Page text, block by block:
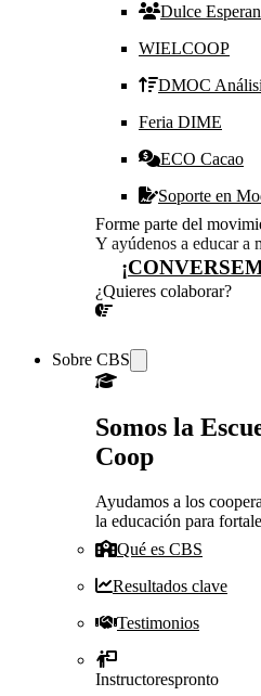
Dulce
WIELCOOP
DMOC
Feria DIME
ECO Cacao
Soporte en
Forme parte del
Y ayúdenos a educar a
¿Quieres colaborar?
Sobre CBS
Somos la
Coop
Ayudamos a los
la educación para
Qué es CBS
Resultados clave
Testimonios
Instructorespronto